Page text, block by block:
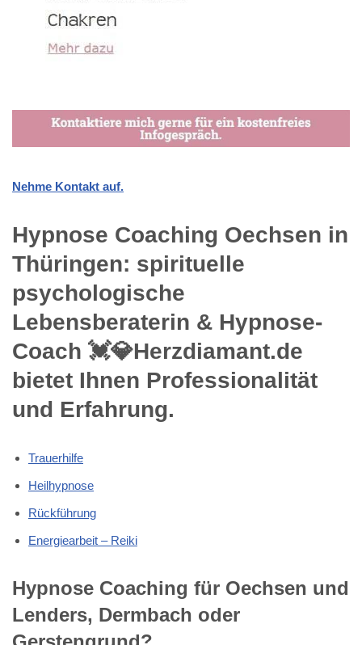
Nehme Kontakt auf.
Hypnose Coaching Oechsen in
Thüringen: spirituelle
psychologische
Lebensberaterin & Hypnose-
Coach 💓️💎Herzdiamant.de
bietet Ihnen Professionalität
und Erfahrung.
Trauerhilfe
Heilhypnose
Rückführung
Energiearbeit – Reiki
Hypnose Coaching für Oechsen und
Lenders, Dermbach oder